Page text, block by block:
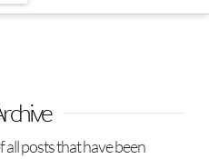
all posts that have been